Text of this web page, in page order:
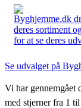
Byghjemme.dk
deres sortiment
for at se deres
Se udvalget på
Vi har gennemgået
med stjerner fra 1